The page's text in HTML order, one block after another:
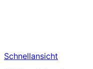
Schnellansicht